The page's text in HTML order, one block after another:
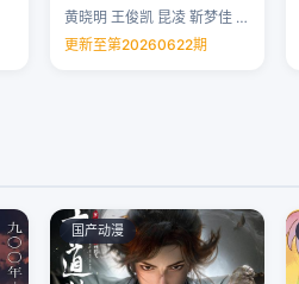
黄晓明 王俊凯 昆凌 靳梦佳 …
更新至第20260622期
国产动漫